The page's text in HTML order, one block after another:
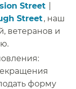
Street​​
Street​​, наш
ветеранов и
форму